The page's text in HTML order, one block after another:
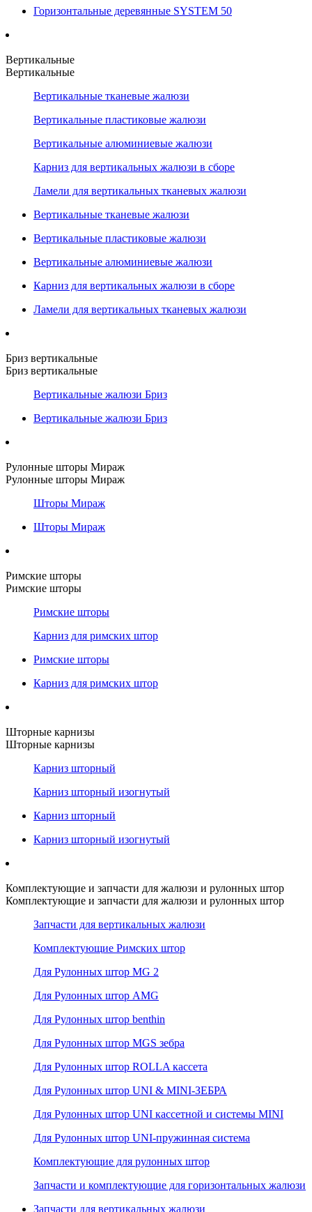
Горизонтальные деревянные SYSTEM 50
Вертикальные
Вертикальные
Вертикальные тканевые жалюзи
Вертикальные пластиковые жалюзи
Вертикальные алюминиевые жалюзи
Карниз для вертикальных жалюзи в сборе
Ламели для вертикальных тканевых жалюзи
Вертикальные тканевые жалюзи
Вертикальные пластиковые жалюзи
Вертикальные алюминиевые жалюзи
Карниз для вертикальных жалюзи в сборе
Ламели для вертикальных тканевых жалюзи
Бриз вертикальные
Бриз вертикальные
Вертикальные жалюзи Бриз
Вертикальные жалюзи Бриз
Рулонные шторы Мираж
Рулонные шторы Мираж
Шторы Мираж
Шторы Мираж
Римские шторы
Римские шторы
Римские шторы
Карниз для римских штор
Римские шторы
Карниз для римских штор
Шторные карнизы
Шторные карнизы
Карниз шторный
Карниз шторный изогнутый
Карниз шторный
Карниз шторный изогнутый
Комплектующие и запчасти для жалюзи и рулонных штор
Комплектующие и запчасти для жалюзи и рулонных штор
Запчасти для вертикальных жалюзи
Комплектующие Римских штор
Для Рулонных штор MG 2
Для Рулонных штор AMG
Для Рулонных штор benthin
Для Рулонных штор MGS зебра
Для Рулонных штор ROLLA кассета
Для Рулонных штор UNI & MINI-ЗЕБРА
Для Рулонных штор UNI кассетной и системы MINI
Для Рулонных штор UNI-пружинная система
Комплектующие для рулонных штор
Запчасти и комплектующие для горизонтальных жалюзи
Запчасти для вертикальных жалюзи